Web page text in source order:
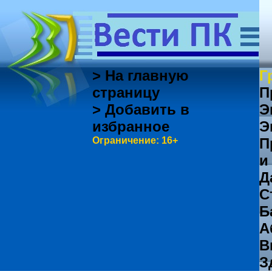
> На главную
страницу
> Добавить в
избранное
Ограничение: 16+